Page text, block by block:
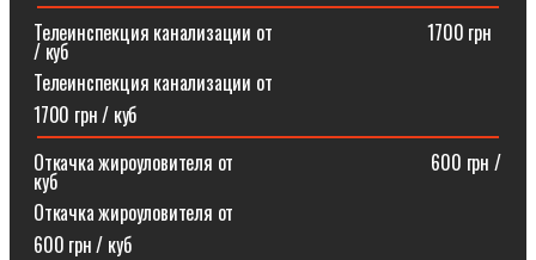
Телеинспекция канализации от⠀⠀⠀⠀⠀⠀⠀⠀⠀⠀⠀1700 грн
/ куб
Телеинспекция канализации от
1700 грн / куб
Откачка жироуловителя от⠀⠀⠀⠀⠀⠀⠀⠀⠀⠀⠀⠀⠀⠀600 грн /
куб
Откачка жироуловителя от
600 грн / куб